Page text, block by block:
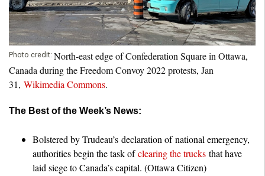
Photo credit: North-east edge of Confederation Square in Ottawa,
Canada during the Freedom Convoy 2022 protests, Jan
31, Wikimedia Commons.
The Best of the Week’s News:
Bolstered by Trudeau’s declaration of national emergency,
authorities begin the task ofclearing the trucks that have
laid siege to Canada’s capital. (Ottawa Citizen)